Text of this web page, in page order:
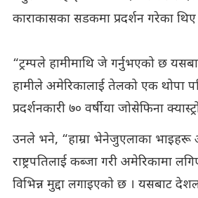
काराकासका सडकमा प्रदर्शन गरेका थिए
“ट्रम्पले हामीमाथि जे गर्नुभएको छ
हामीले अमेरिकालाई तेलको एक थोपा
प्रदर्शनकारी ७० वर्षीया जोसेफिना
उनले भने, “हाम्रा भेनेजुएलाका भाइहरू
राष्ट्रपतिलाई कब्जा गरी अमेरिकामा
विभिन्न मुद्दा लगाइएको छ । यसबाट